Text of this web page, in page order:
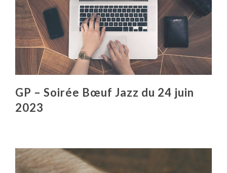
GP – Soirée Bœuf Jazz du 24 juin
2023